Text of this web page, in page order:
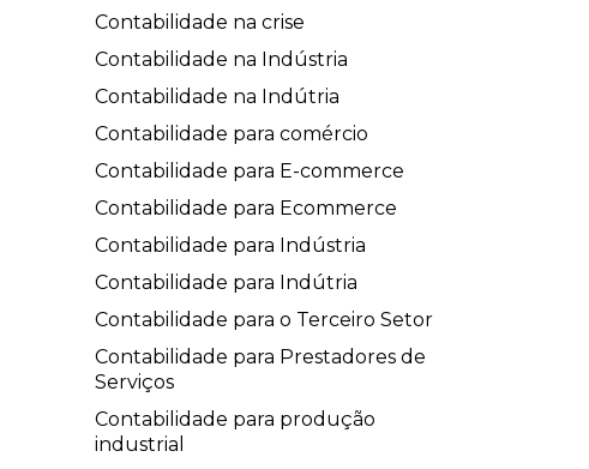
Contabilidade na crise
Contabilidade na Indústria
Contabilidade na Indútria
Contabilidade para comércio
Contabilidade para E-commerce
Contabilidade para Ecommerce
Contabilidade para Indústria
Contabilidade para Indútria
Contabilidade para o Terceiro Setor
Contabilidade para Prestadores de
Serviços
Contabilidade para produção
industrial